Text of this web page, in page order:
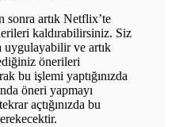
sonra artık Netflix’te
kaldırabilirsiniz. Siz
uygulayabilir ve artık
önerileri
bu işlemi yaptığınızda
öneri yapmayı
açtığınızda bu